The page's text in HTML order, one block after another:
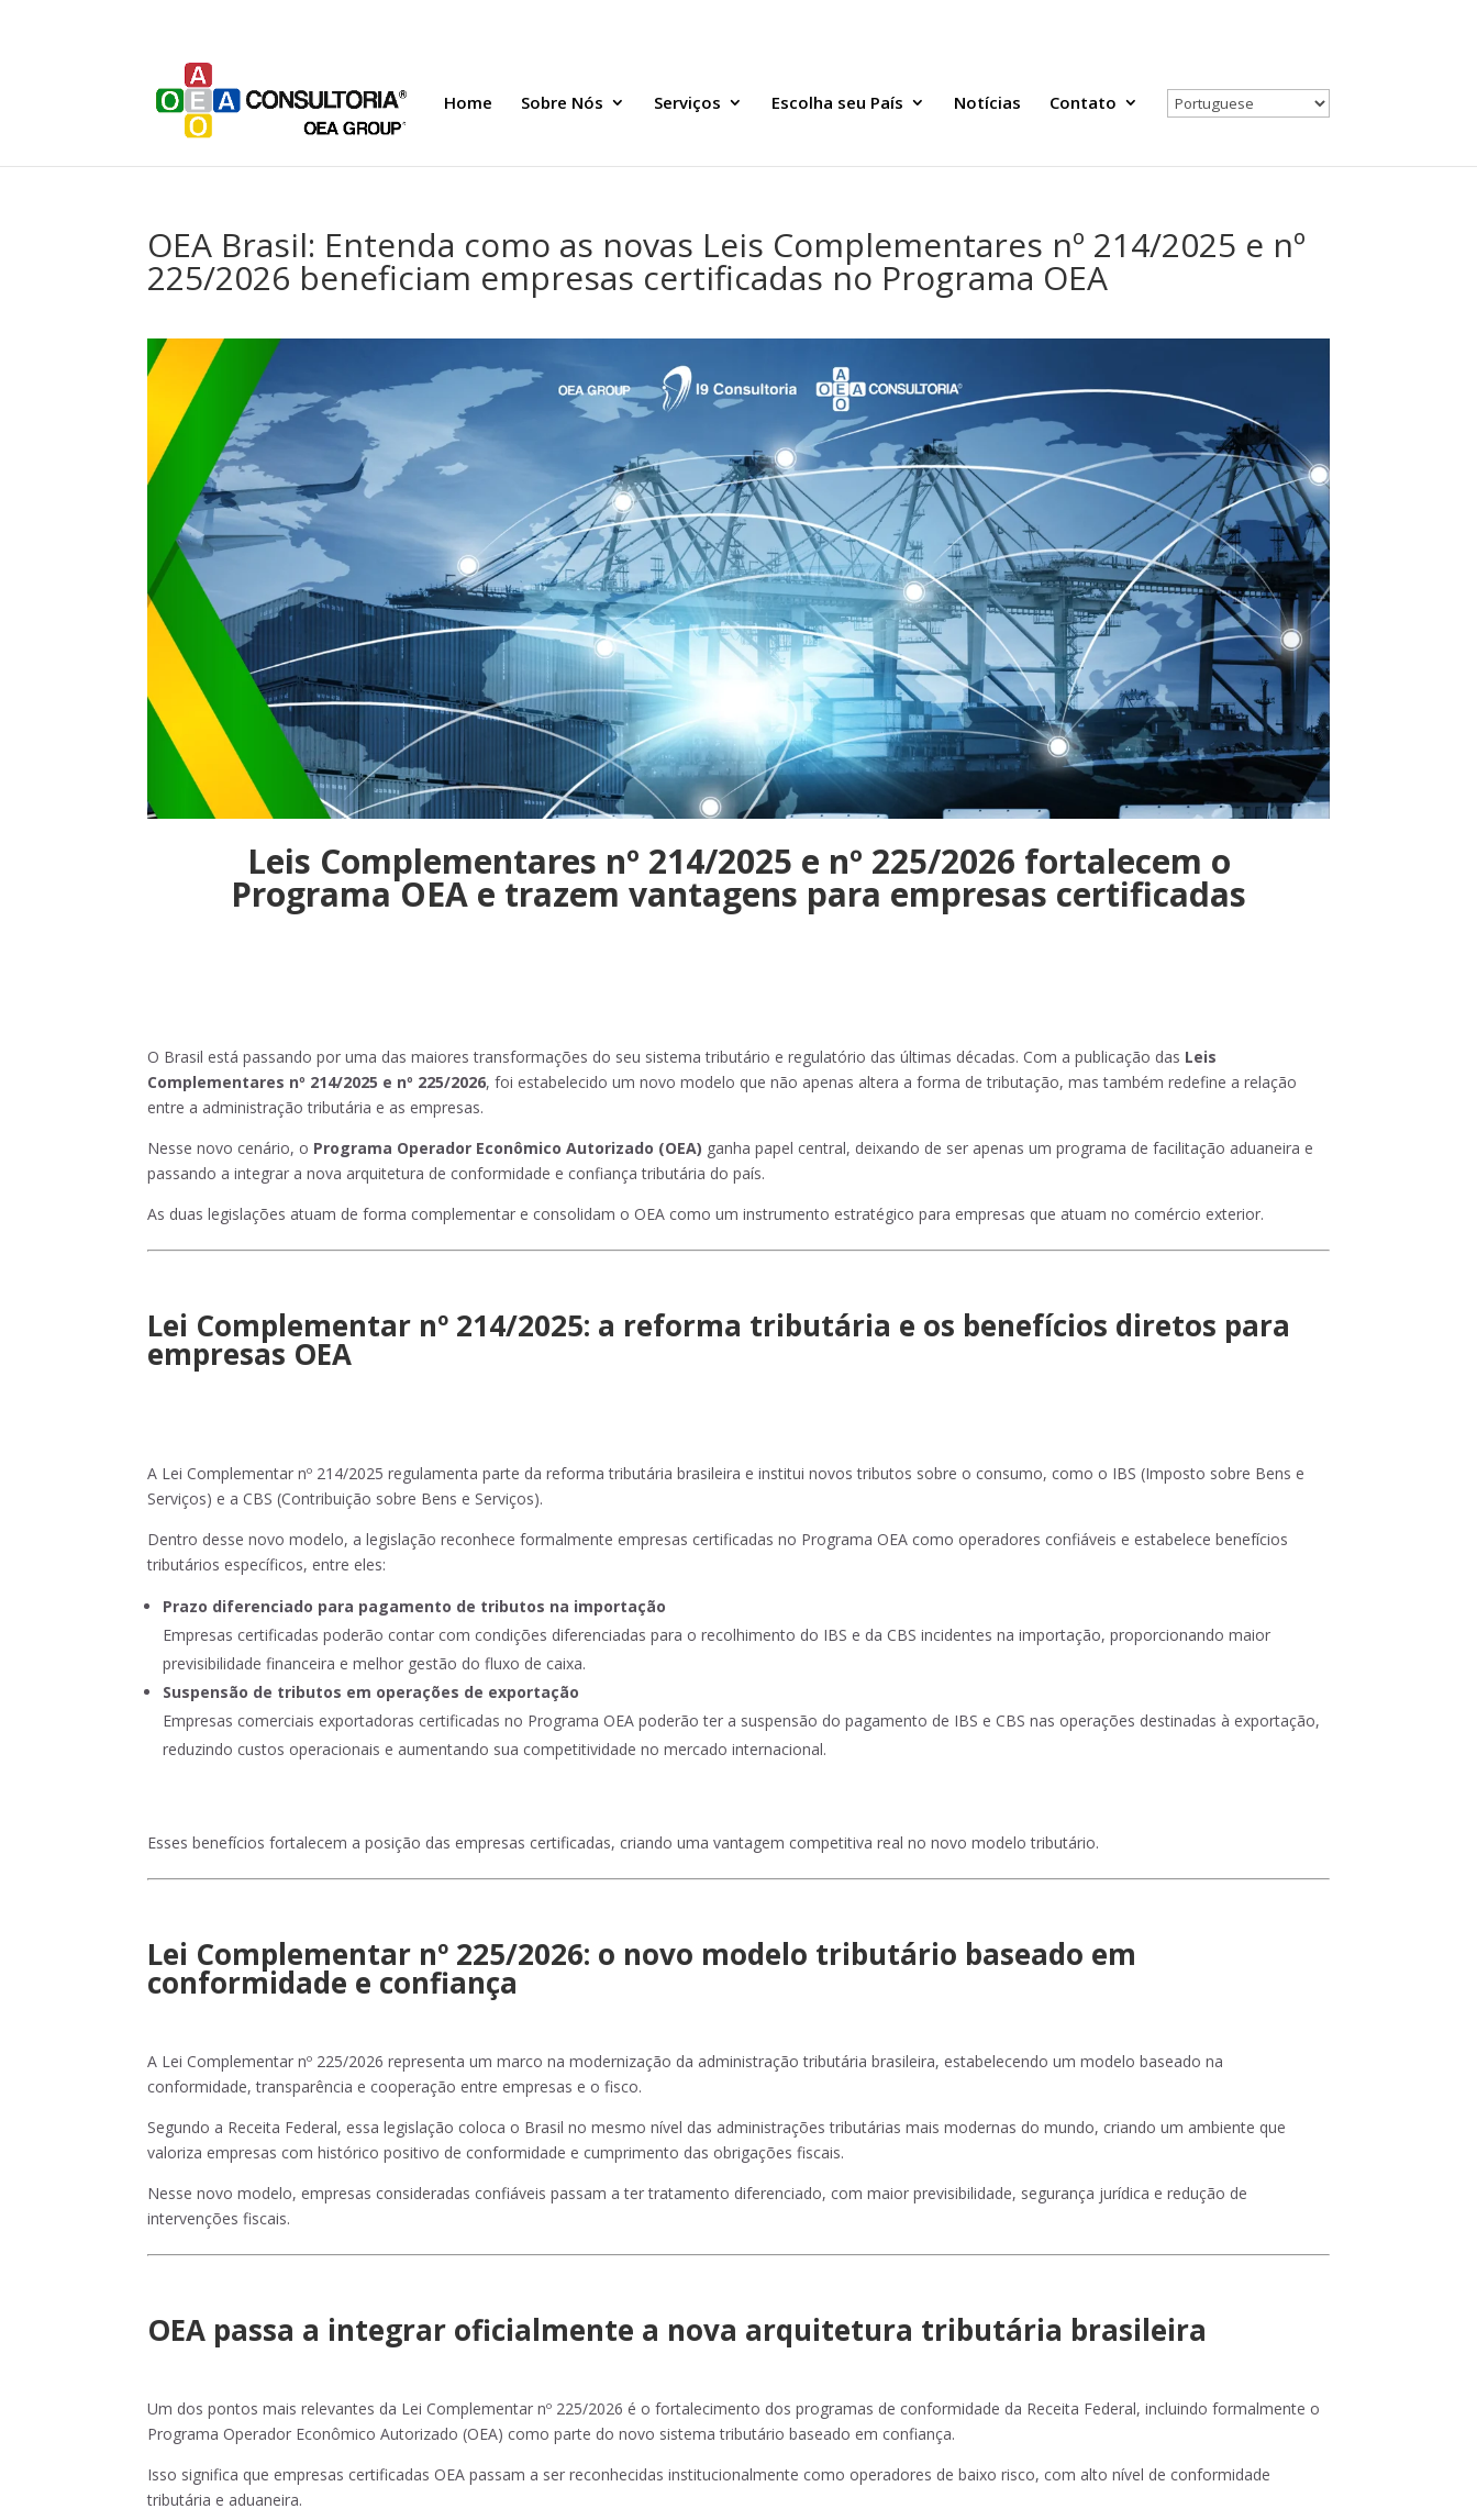
Home Sobre Nós Serviços Escolha seu País Notícias Contato
OEA Brasil: Entenda como as novas Leis Complementares nº 214/2025 e nº
225/2026 beneficiam empresas certificadas no Programa OEA
Leis Complementares nº 214/2025 e nº 225/2026 fortalecem o
Programa OEA e trazem vantagens para empresas certificadas
O Brasil está passando por uma das maiores transformações do seu sistema tributário e regulatório das últimas décadas. Com a publicação das Leis
Complementares nº 214/2025 e nº 225/2026, foi estabelecido um novo modelo que não apenas altera a forma de tributação, mas também redefine a relação
entre a administração tributária e as empresas.
Nesse novo cenário, o Programa Operador Econômico Autorizado (OEA) ganha papel central, deixando de ser apenas um programa de facilitação aduaneira e
passando a integrar a nova arquitetura de conformidade e confiança tributária do país.
As duas legislações atuam de forma complementar e consolidam o OEA como um instrumento estratégico para empresas que atuam no comércio exterior.
Lei Complementar nº 214/2025: a reforma tributária e os benefícios diretos para
empresas OEA
A Lei Complementar nº 214/2025 regulamenta parte da reforma tributária brasileira e institui novos tributos sobre o consumo, como o IBS (Imposto sobre Bens e
Serviços) e a CBS (Contribuição sobre Bens e Serviços).
Dentro desse novo modelo, a legislação reconhece formalmente empresas certificadas no Programa OEA como operadores confiáveis e estabelece benefícios
tributários específicos, entre eles:
Prazo diferenciado para pagamento de tributos na importação
Empresas certificadas poderão contar com condições diferenciadas para o recolhimento do IBS e da CBS incidentes na importação, proporcionando maior
previsibilidade financeira e melhor gestão do fluxo de caixa.
Suspensão de tributos em operações de exportação
Empresas comerciais exportadoras certificadas no Programa OEA poderão ter a suspensão do pagamento de IBS e CBS nas operações destinadas à exportação,
reduzindo custos operacionais e aumentando sua competitividade no mercado internacional.
Esses benefícios fortalecem a posição das empresas certificadas, criando uma vantagem competitiva real no novo modelo tributário.
Lei Complementar nº 225/2026: o novo modelo tributário baseado em
conformidade e confiança
A Lei Complementar nº 225/2026 representa um marco na modernização da administração tributária brasileira, estabelecendo um modelo baseado na
conformidade, transparência e cooperação entre empresas e o fisco.
Segundo a Receita Federal, essa legislação coloca o Brasil no mesmo nível das administrações tributárias mais modernas do mundo, criando um ambiente que
valoriza empresas com histórico positivo de conformidade e cumprimento das obrigações fiscais.
Nesse novo modelo, empresas consideradas confiáveis passam a ter tratamento diferenciado, com maior previsibilidade, segurança jurídica e redução de
intervenções fiscais.
OEA passa a integrar oficialmente a nova arquitetura tributária brasileira
Um dos pontos mais relevantes da Lei Complementar nº 225/2026 é o fortalecimento dos programas de conformidade da Receita Federal, incluindo formalmente o
Programa Operador Econômico Autorizado (OEA) como parte do novo sistema tributário baseado em confiança.
Isso significa que empresas certificadas OEA passam a ser reconhecidas institucionalmente como operadores de baixo risco, com alto nível de conformidade
tributária e aduaneira.